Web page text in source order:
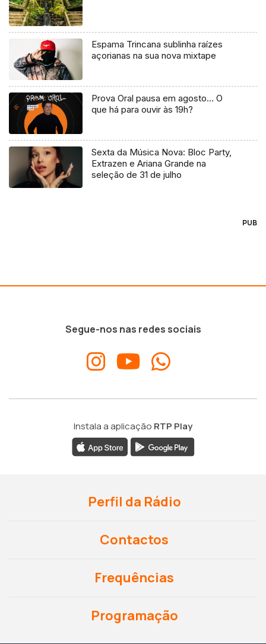
Espama Trincana sublinha raízes
açorianas na sua nova mixtape
Prova Oral pausa em agosto… O
que há para ouvir às 19h?
Sexta da Música Nova: Bloc Party,
Extrazen e Ariana Grande na
seleção de 31 de julho
PUB
Segue-nos nas redes sociais
Instala a aplicação RTP Play
Perfil da Rádio
Contactos
Frequências
Programação